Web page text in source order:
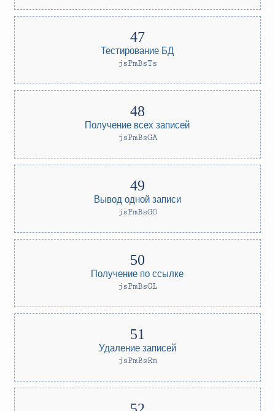
Тестирование БД
jsPmBsTs
Получение всех записей
jsPmBsGA
Вывод одной записи
jsPmBsGO
Получение по ссылке
jsPmBsGL
Удаление записей
jsPmBsRm